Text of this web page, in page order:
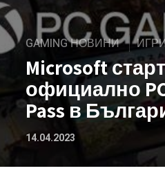
GAMING НОВИНИ
Microsoft
официално
Pass в
14.04.2023